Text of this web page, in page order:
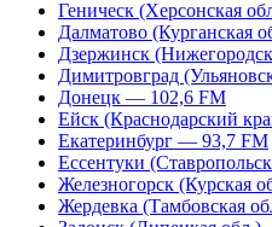
Геническ (Херсонская
Далматово (Курганская
Дзержинск
Димитровград
Донецк — 102,6 FM
Ейск (Краснодарский
Екатеринбург — 93,7 FM
Ессентуки
Железногорск (Курская
Жердевка (Тамбовская